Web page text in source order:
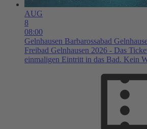
AUG
8
08:00
Gelnhausen Barbarossabad
Freibad Gelnhausen 2026 - Das
einmaligen Eintritt in das Bad. Kein